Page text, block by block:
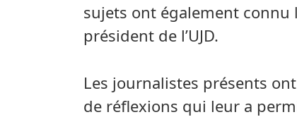
sujets ont également connu
président de l’UJD.
Les journalistes présents
de réflexions qui leur a